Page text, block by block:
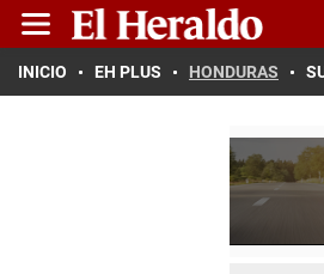
INICIO EH PLUS HONDURAS